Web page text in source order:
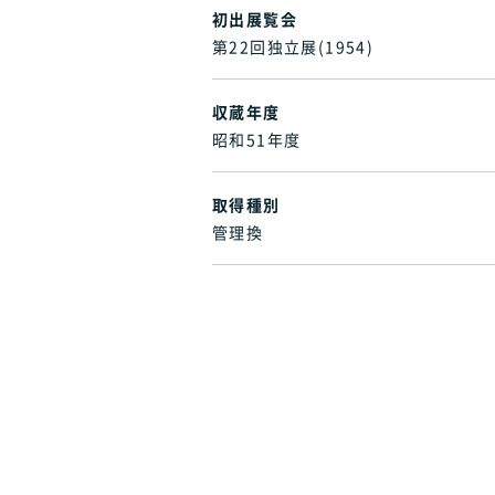
初出展覧会
第22回独立展(1954)
収蔵年度
昭和51年度
取得種別
管理換